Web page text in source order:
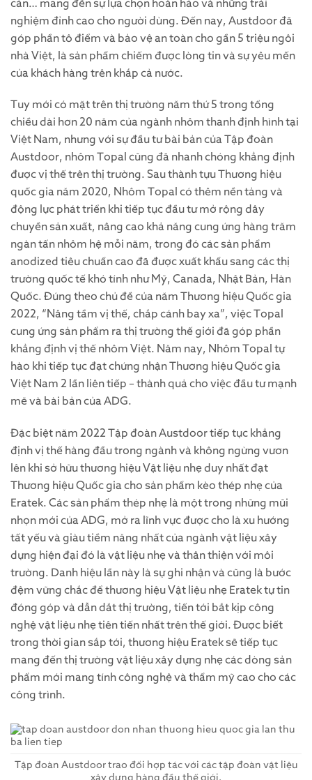
cản… mang đến sự lựa chọn hoàn hảo và những trải
nghiệm đỉnh cao cho người dùng. Đến nay, Austdoor đã
góp phần tô điểm và bảo vệ an toàn cho gần 5 triệu ngôi
nhà Việt, là sản phẩm chiếm được lòng tin và sự yêu mến
của khách hàng trên khắp cả nước.
Tuy mới có mặt trên thị trường năm thứ 5 trong tổng
chiều dài hơn 20 năm của ngành nhôm thanh định hình tại
Việt Nam, nhưng với sự đầu tư bài bản của Tập đoàn
Austdoor, nhôm Topal cũng đã nhanh chóng khẳng định
được vị thế trên thị trường. Sau thành tựu Thương hiệu
quốc gia năm 2020, Nhôm Topal có thêm nền tảng và
động lực phát triển khi tiếp tục đầu tư mở rộng dây
chuyền sản xuất, nâng cao khả năng cung ứng hàng trăm
ngàn tấn nhôm hệ mỗi năm, trong đó các sản phẩm
anodized tiêu chuẩn cao đã được xuất khẩu sang các thị
trường quốc tế khó tính như Mỹ, Canada, Nhật Bản, Hàn
Quốc. Đúng theo chủ đề của năm Thương hiệu Quốc gia
2022, “Nâng tầm vị thế, chắp cánh bay xa”, việc Topal
cung ứng sản phẩm ra thị trường thế giới đã góp phần
khẳng định vị thế nhôm Việt. Năm nay, Nhôm Topal tự
hào khi tiếp tục đạt chứng nhận Thương hiệu Quốc gia
Việt Nam 2 lần liên tiếp – thành quả cho việc đầu tư mạnh
mẽ và bài bản của ADG.
Đặc biệt năm 2022 Tập đoàn Austdoor tiếp tục khẳng
định vị thế hàng đầu trong ngành và không ngừng vươn
lên khi sở hữu thương hiệu Vật liệu nhẹ duy nhất đạt
Thương hiệu Quốc gia cho sản phẩm kèo thép nhẹ của
Eratek. Các sản phẩm thép nhẹ là một trong những mũi
nhọn mới của ADG, mở ra lĩnh vực được cho là xu hướng
tất yếu và giàu tiềm năng nhất của ngành vật liệu xây
dựng hiện đại đó là vật liệu nhẹ và thân thiện với môi
trường. Danh hiệu lần này là sự ghi nhận và cũng là bước
đệm vững chắc để thương hiệu Vật liệu nhẹ Eratek tự tin
đóng góp và dẫn dắt thị trường, tiến tới bắt kịp công
nghệ vật liệu nhẹ tiên tiến nhất trên thế giới. Được biết
trong thời gian sắp tới, thương hiệu Eratek sẽ tiếp tục
mang đến thị trường vật liệu xây dựng nhẹ các dòng sản
phẩm mới mang tính công nghệ và thẩm mỹ cao cho các
công trình.
Tập đoàn Austdoor trao đổi hợp tác với các tập đoàn vật liệu
xây dựng hàng đầu thế giới.